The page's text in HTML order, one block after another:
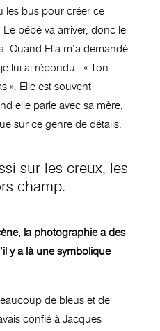
les bus pour créer ce
bébé va arriver, donc le
Quand Ella m’a demandé
lui ai répondu : « Ton
». Elle est souvent
elle parle avec sa mère,
sur ce genre de détails.
sur les creux, les
champ.
la photographie a des
y a là une symbolique
de bleus et de
confié à Jacques